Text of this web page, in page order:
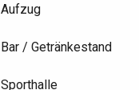
Aufzug
Bar / Getränkestand
Sporthalle